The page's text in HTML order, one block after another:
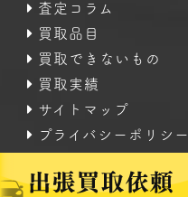
査定コラム
買取品目
買取できないもの
買取実績
サイトマップ
プライバシーポリシー